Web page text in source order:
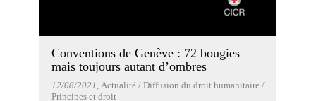
Conventions de Genève : 72 bougies
mais toujours autant d’ombres
12/08/2021 , Actualité / Diffusion du droit humanitaire /
Principes et droit